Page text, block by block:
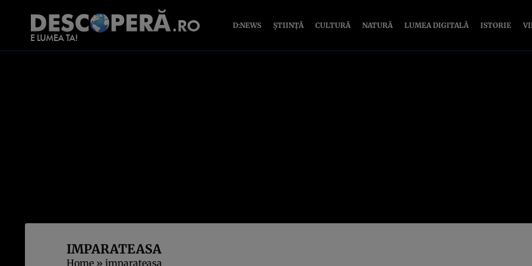
D:NEWS ȘTIINȚĂ CULTURĂ NATURĂ LUMEA DIGITALĂ ISTORIE
IMPARATEASA
Home » imparateasa